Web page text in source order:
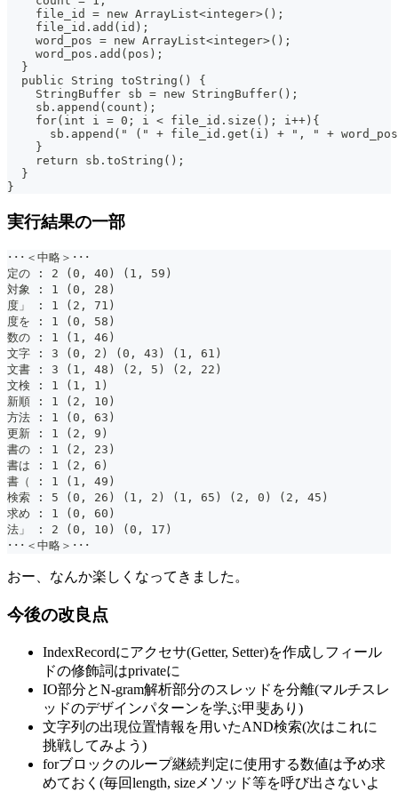
    file_id = new ArrayList<integer>();
    file_id.add(id);
    word_pos = new ArrayList<integer>();
    word_pos.add(pos);
  }
  public String toString() {
    StringBuffer sb = new StringBuffer();
    sb.append(count);
    for(int i = 0; i < file_id.size(); i++){
sb.append(" (" + file_id.get(i) + ", " +
    }
    return sb.toString();
  }
}
実行結果の一部
･･･＜中略＞･･･
定の : 2 (0, 40) (1, 59)
対象 : 1 (0, 28)
度」 : 1 (2, 71)
度を : 1 (0, 58)
数の : 1 (1, 46)
文字 : 3 (0, 2) (0, 43) (1, 61)
文書 : 3 (1, 48) (2, 5) (2, 22)
文検 : 1 (1, 1)
新順 : 1 (2, 10)
方法 : 1 (0, 63)
更新 : 1 (2, 9)
書の : 1 (2, 23)
書は : 1 (2, 6)
書（ : 1 (1, 49)
検索 : 5 (0, 26) (1, 2) (1, 65) (2, 0) (2, 45)
求め : 1 (0, 60)
法」 : 2 (0, 10) (0, 17)
･･･＜中略＞･･･
おー、なんか楽しくなってきました。
今後の改良点
IndexRecordにアクセサ(Getter, Setter)を作成しフィール
ドの修飾詞はprivateに
IO部分とN-gram解析部分のスレッドを分離(マルチスレ
ッドのデザインパターンを学ぶ甲斐あり)
文字列の出現位置情報を用いたAND検索(次はこれに
挑戦してみよう)
forブロックのループ継続判定に使用する数値は予め求
めておく(毎回length, sizeメソッド等を呼び出さないよ